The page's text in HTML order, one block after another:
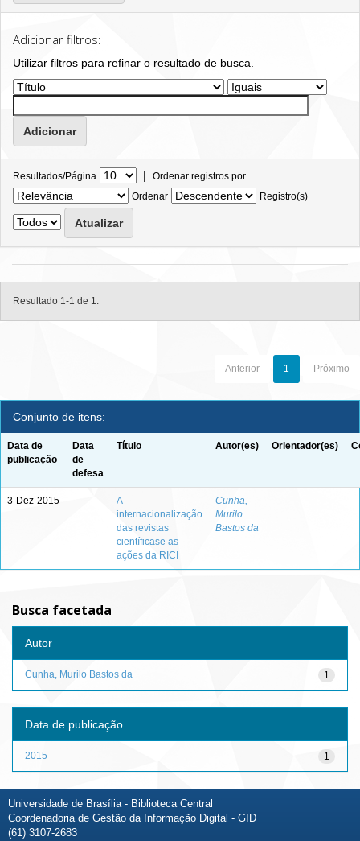
Adicionar filtros:
Utilizar filtros para refinar o resultado de busca.
Resultados/Página | Ordenar registros por
Ordenar
Registro(s)
Resultado 1-1 de 1.
Anterior 1 Próximo
Conjunto de itens:
Data de
publicação
Data
de
defesa
Título Autor(es) Orientador(es)
3-Dez-2015 -
A
internacionalização
das revistas
científicase as
ações da RICI
Cunha,
Murilo
Bastos da
- -
Busca facetada
Autor
1
Cunha, Murilo Bastos da
Data de publicação
1
2015
Universidade de Brasília - Biblioteca Central
Coordenadoria de Gestão da Informação Digital - GID
(61) 3107-2683